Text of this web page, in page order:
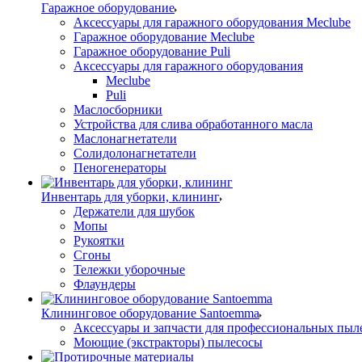
Гаражное оборудование
Аксессуары для гаражного оборудования Meclube
Гаражное оборудование Meclube
Гаражное оборудование Puli
Аксессуары для гаражного оборудования
Meclube
Puli
Маслосборники
Устройства для слива обработанного масла
Маслонагнетатели
Солидолонагнетатели
Пеногенераторы
Инвентарь для уборки, клининг
Держатели для шубок
Мопы
Рукоятки
Сгоны
Тележки уборочные
Флаундеры
Клининговое оборудование Santoemma
Аксессуары и запчасти для профессиональных
Моющие (экстракторы) пылесосы